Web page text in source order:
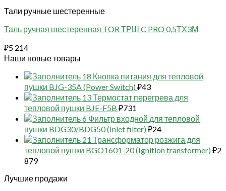
Тали ручные шестеренные
Таль ручная шестеренная TOR ТРШ C PRO 0,5ТХ3М
₽5 214
Наши новые товары
18 Кнопка питания для тепловой
пушки BJG-35A (Power Switch) ₽43
13 Термостат перегрева для
тепловой пушки BJE-F5B ₽731
6 Фильтр входной для тепловой
пушки BDG30/BDG50 (Inlet filter) ₽24
21 Трансформатор розжига для
тепловой пушки BGO1601-20 (Ignition transformer) ₽2
879
Лучшие продажи